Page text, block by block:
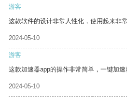
游客
这款软件的设计非常人性化，使用起来非常
2024-05-10
游客
这款加速器app的操作非常简单，一键加速
2024-05-10